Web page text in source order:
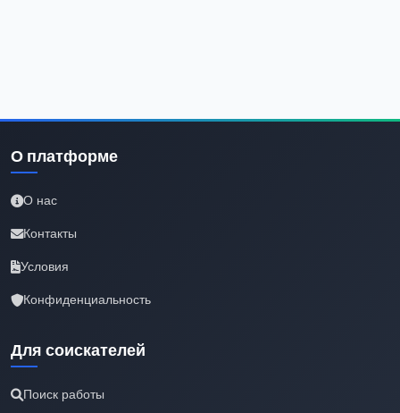
О платформе
О нас
Контакты
Условия
Конфиденциальность
Для соискателей
Поиск работы